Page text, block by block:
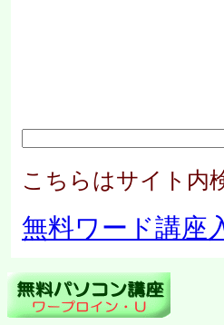
こちらはサイト内
無料ワード講座